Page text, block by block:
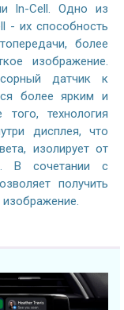
In-Cell. Одно из
- их способность
более
изображение.
датчик к
более ярким и
технология
дисплея, что
изолирует от
В сочетании с
получить
изображение.